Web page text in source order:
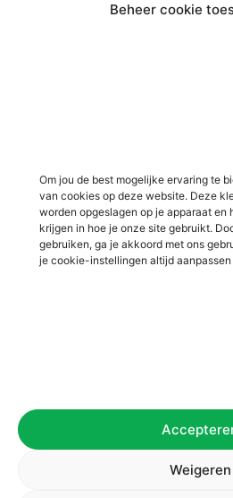
Beheer cookie
Om jou de best mogelijke ervaring te
van cookies op deze website. Deze
worden opgeslagen op je apparaat en
krijgen in hoe je onze site gebruikt.
gebruiken, ga je akkoord met ons
je cookie-instellingen altijd
Weigeren
Vacatures in Doetinchem
Vacatures in Varsseveld
Vacatures in Winterswijk
Vacatures in Zelhem
Vacatures in Zutphen
Privacybeleid